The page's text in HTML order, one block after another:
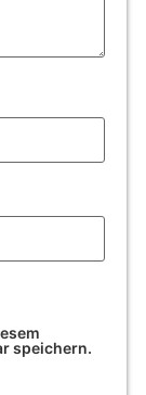
speichern.